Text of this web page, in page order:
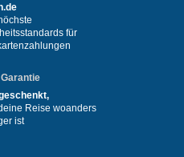
für
Reise woanders
ist